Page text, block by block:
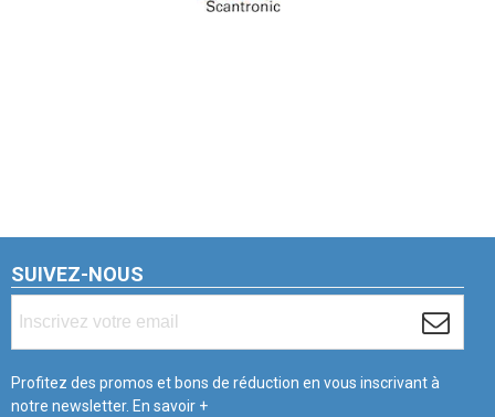
SUIVEZ-NOUS
Profitez des promos et bons de réduction en vous inscrivant à
notre newsletter. En savoir +